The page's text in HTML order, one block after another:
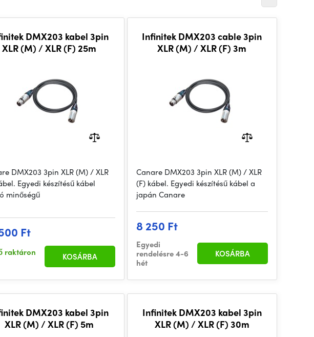
DMX203 kabel 3pin
XLR (M) / XLR (F) 25m
DMX203 3pin XLR (M) / XLR
Egyedi készítésű kábel
minőségű
Ft
raktáron
KOSÁRBA
Infinitek DMX203 cable 3pin
XLR (M) / XLR (F) 3m
Canare DMX203 3pin XLR (M) / XLR
(F) kábel. Egyedi készítésű kábel a
japán Canare
8 250 Ft
Egyedi
rendelésre 4-6
hét
KOSÁRBA
DMX203 kabel 3pin
XLR (M) / XLR (F) 5m
Infinitek DMX203 kabel 3pin
XLR (M) / XLR (F) 30m